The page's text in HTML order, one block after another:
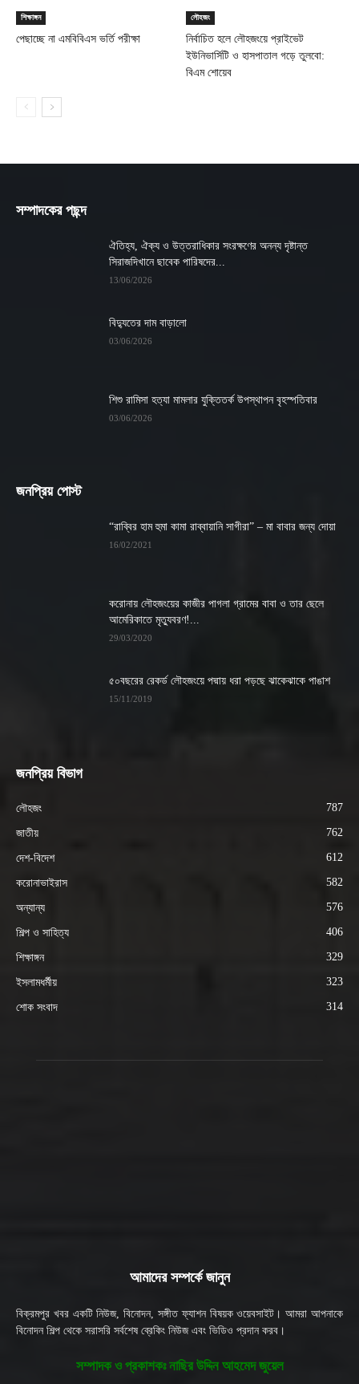
শিক্ষাঙ্গন
পেছাচ্ছে না এমবিবিএস ভর্তি পরীক্ষা
লৌহজং
নির্বাচিত হলে লৌহজংয়ে প্রাইভেট
ইউনিভার্সিটি ও হাসপাতাল গড়ে তুলবো:
বিএম শোয়েব
সম্পাদকের পছন্দ
ঐতিহ্য, ঐক্য ও উত্তরাধিকার সংরক্ষণের অনন্য দৃষ্টান্ত
সিরাজদিখানে ছাবেক পারিষদের...
13/06/2026
বিদ্যুতের দাম বাড়ালো
03/06/2026
শিশু রামিসা হত্যা মামলার যুক্তিতর্ক উপস্থাপন বৃহস্পতিবার
03/06/2026
জনপ্রিয় পোস্ট
“রাব্বির হাম হুমা কামা রাব্বায়ানি সাগীরা” – মা বাবার জন্য দোয়া
16/02/2021
করোনায় লৌহজংয়ের কাজীর পাগলা গ্রামের বাবা ও তার ছেলে
আমেরিকাতে মৃত্যুবরণ!...
29/03/2020
৫০বছরের রেকর্ড লৌহজংয়ে পদ্মায় ধরা পড়ছে ঝাকেঝাকে পাঙাশ
15/11/2019
জনপ্রিয় বিভাগ
লৌহজং 787
জাতীয় 762
দেশ-বিদেশ 612
করোনাভাইরাস 582
অন্যান্য 576
শিল্প ও সাহিত্য 406
শিক্ষাঙ্গন 329
ইসলামধর্মীয় 323
শোক সংবাদ 314
আমাদের সম্পর্কে জানুন
বিক্রমপুর খবর একটি নিউজ, বিনোদন, সঙ্গীত ফ্যাশন বিষয়ক ওয়েবসাইট। আমরা আপনাকে
বিনোদন শিল্প থেকে সরাসরি সর্বশেষ ব্রেকিং নিউজ এবং ভিডিও প্রদান করব।
সম্পাদক ও প্রকাশকঃ নাছির উদ্দিন আহমেদ জুয়েল